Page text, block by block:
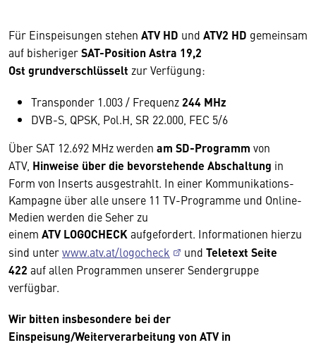
Für Einspeisungen stehen ATV HD und ATV2 HD gemeinsam
auf bisherigerSAT-Position Astra 19,2
Ost grundverschlüsselt zur Verfügung:
Transponder 1.003 / Frequenz 244 MHz
DVB-S, QPSK, Pol.H, SR 22.000, FEC 5/6
Über SAT 12.692 MHz werden am SD-Programm von
ATV, Hinweise über die bevorstehende Abschaltung in
Form von Inserts ausgestrahlt. In einer Kommunikations-
Kampagne über alle unsere 11 TV-Programme und Online-
Medien werden die Seher zu
einem ATV LOGOCHECKaufgefordert. Informationen hierzu
sind unterwww.atv.at/logocheck und Teletext Seite
422 auf allen Programmen unserer Sendergruppe
verfügbar.
Wir bitten insbesondere bei der
Einspeisung/Weiterverarbeitung von ATV in